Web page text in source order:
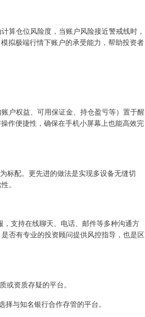
算仓位风险度，当账户风险接近警戒线时，
拟极端行情下账户的承受能力，帮助投资者
户权益、可用保证金、持仓盈亏等）置于醒
作便捷性，确保在手机小屏幕上也能高效完
标配。更先进的做法是实现多设备无缝切
。
支持在线聊天、电话、邮件等多种沟通方
否有专业的投资顾问提供风控指导，也是区
资质存疑的平台。
与知名银行合作存管的平台。